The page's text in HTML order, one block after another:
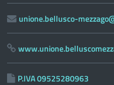
unione.bellusco-
P.IVA 09525280963